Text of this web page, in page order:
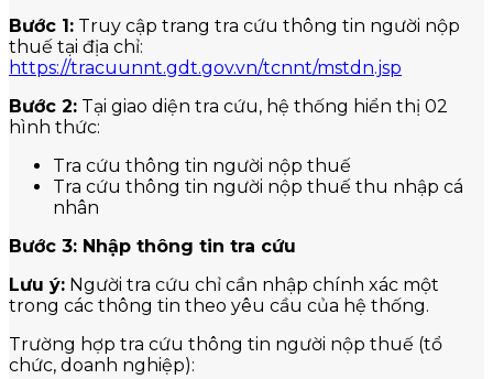
Bước 1: Truy cập trang tra cứu thông tin người nộp
thuế tại địa chỉ:
https://tracuunnt.gdt.gov.vn/tcnnt/mstdn.jsp
Bước 2: Tại giao diện tra cứu, hệ thống hiển thị 02
hình thức:
Tra cứu thông tin người nộp thuế
Tra cứu thông tin người nộp thuế thu nhập cá
nhân
Bước 3: Nhập thông tin tra cứu
Lưu ý: Người tra cứu chỉ cần nhập chính xác một
trong các thông tin theo yêu cầu của hệ thống.
Trường hợp tra cứu thông tin người nộp thuế (tổ
chức, doanh nghiệp):